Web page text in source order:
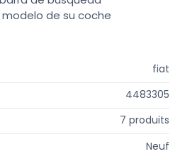
de su coche
fiat
4483305
7 produits
Neuf